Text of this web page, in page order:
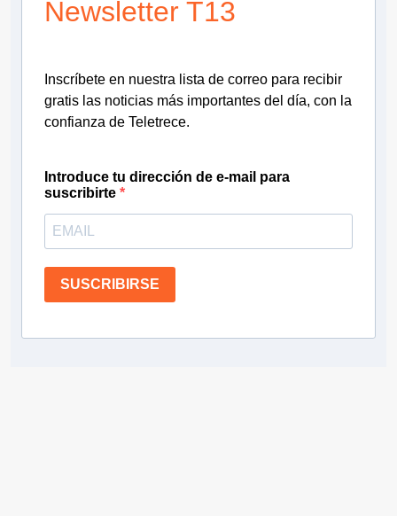
Newsletter T13
Inscríbete en nuestra lista de correo para recibir
gratis las noticias más importantes del día, con la
confianza de Teletrece.
Introduce tu dirección de e-mail para
suscribirte
SUSCRIBIRSE